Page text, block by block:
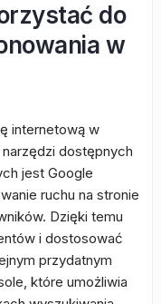
do
w
internetową w
dostępnych
jest Google
ruchu na stronie
Dzięki temu
i dostosować
przydatnym
które umożliwia